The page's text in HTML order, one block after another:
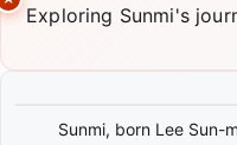
Exploring Sunmi's
Sunmi, born Lee Sun-